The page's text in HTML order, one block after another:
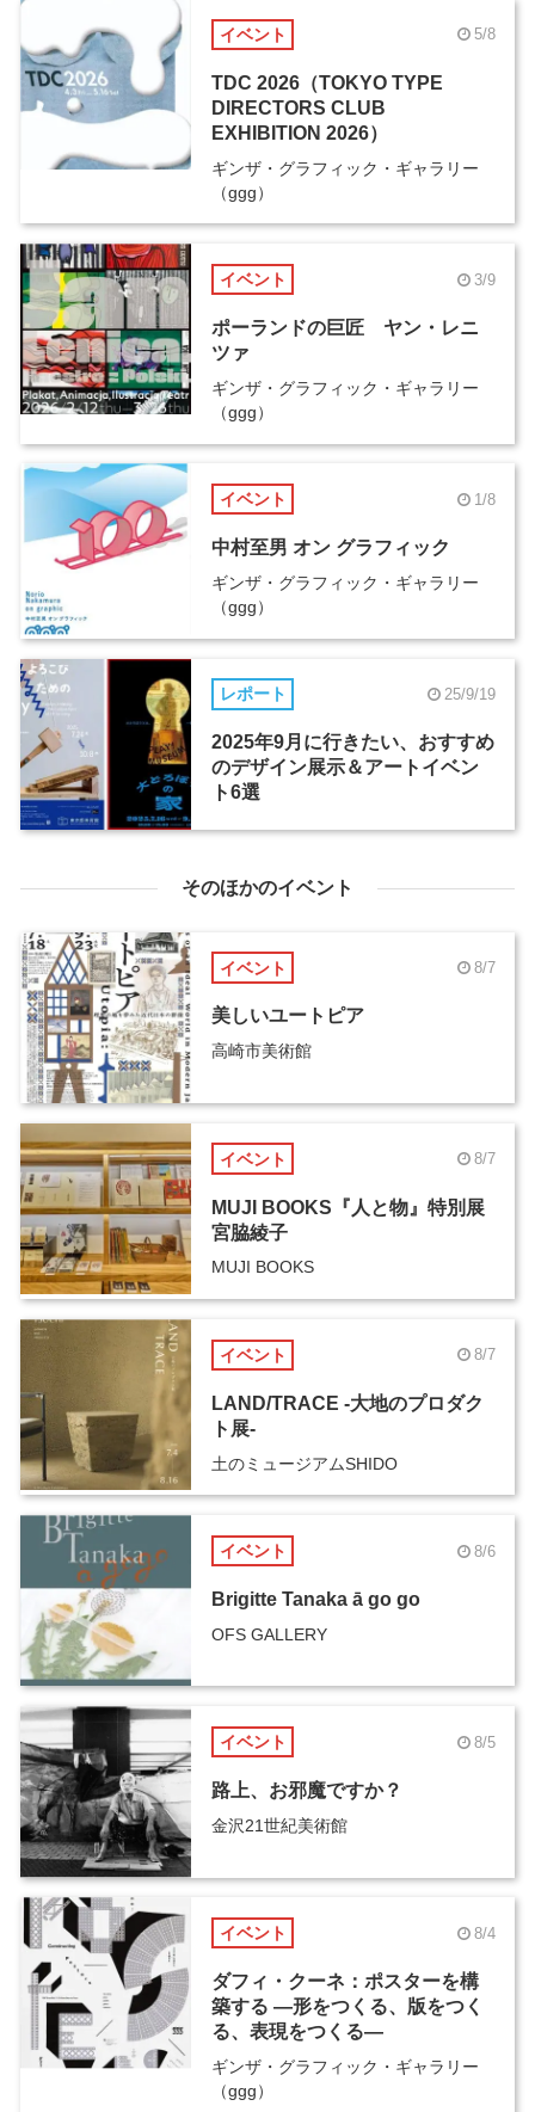
イベント 5/8
TDC 2026（TOKYO TYPE
DIRECTORS CLUB
EXHIBITION 2026）
ギンザ・グラフィック・ギャラリー
（ggg）
イベント 3/9
ポーランドの巨匠 ヤン・レニ
ツァ
ギンザ・グラフィック・ギャラリー
（ggg）
イベント 1/8
中村至男 オン グラフィック
ギンザ・グラフィック・ギャラリー
（ggg）
レポート 25/9/19
2025年9月に行きたい、おすすめ
のデザイン展示＆アートイベン
ト6選
そのほかのイベント
イベント 8/7
美しいユートピア
高崎市美術館
イベント 8/7
MUJI BOOKS『人と物』特別展
宮脇綾子
MUJI BOOKS
イベント 8/7
LAND/TRACE -大地のプロダク
ト展-
土のミュージアムSHIDO
イベント 8/6
Brigitte Tanaka ā go go
OFS GALLERY
イベント 8/5
路上、お邪魔ですか？
金沢21世紀美術館
イベント 8/4
ダフィ・クーネ：ポスターを構
築する ―形をつくる、版をつく
る、表現をつくる―
ギンザ・グラフィック・ギャラリー
（ggg）